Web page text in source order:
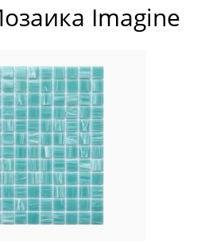
Staro
Crystal Mosaic
Imagine